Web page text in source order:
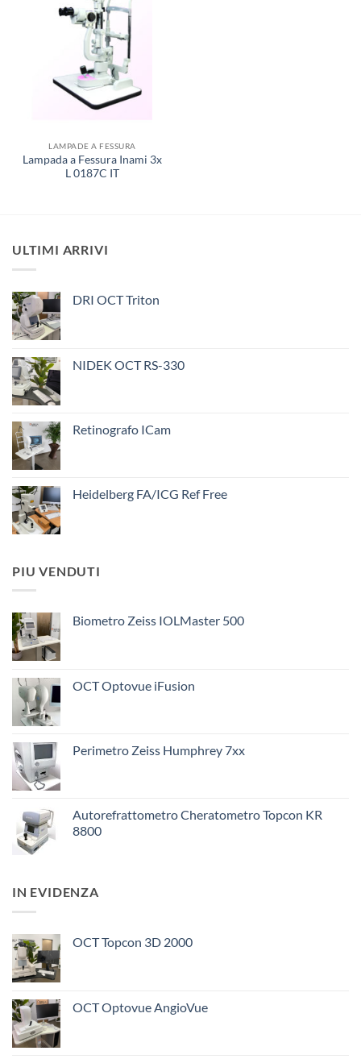
LAMPADE A FESSURA
Lampada a Fessura Inami 3x
L 0187C IT
ULTIMI ARRIVI
DRI OCT Triton
NIDEK OCT RS-330
Retinografo ICam
Heidelberg FA/ICG Ref Free
PIU VENDUTI
Biometro Zeiss IOLMaster 500
OCT Optovue iFusion
Perimetro Zeiss Humphrey 7xx
Autorefrattometro Cheratometro Topcon KR
8800
IN EVIDENZA
OCT Topcon 3D 2000
OCT Optovue AngioVue